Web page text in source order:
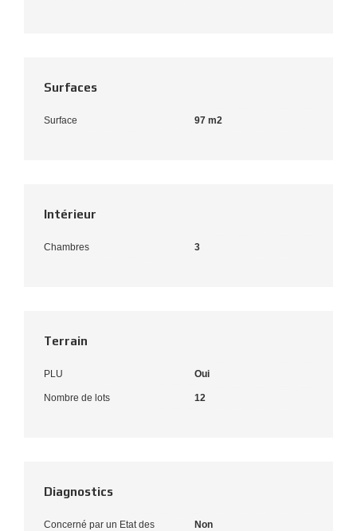
Surfaces
Surface 97 m2
Intérieur
Chambres 3
Terrain
PLU Oui
Nombre de lots 12
Diagnostics
Concerné par un Etat des
Non